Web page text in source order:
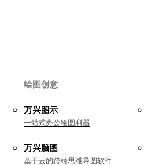
绘图创意
万兴图示
一站式办公绘图利器
万兴脑图
基于云的跨端思维导图软件